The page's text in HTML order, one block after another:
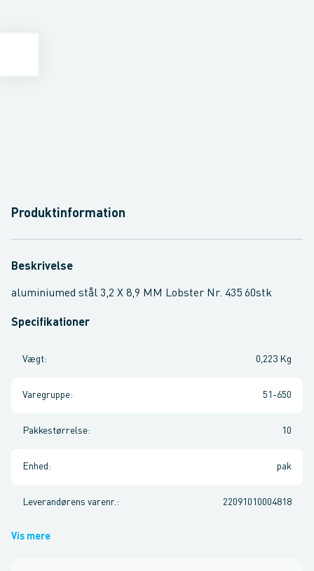
Produktinformation
Beskrivelse
aluminiumed stål 3,2 X 8,9 MM Lobster Nr. 435 60stk
Specifikationer
Vægt: 0,223 Kg
Varegruppe: 51-650
Pakkestørrelse: 10
Enhed : pak
Leverandørens varenr. : 22091010004818
Vis mere